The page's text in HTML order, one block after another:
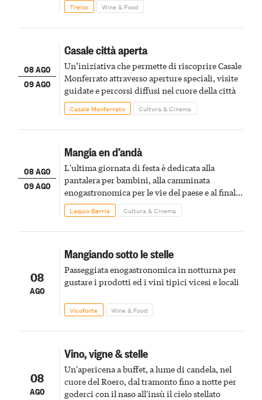
Treiso Wine & Food
08 AGO
09 AGO
Casale città aperta
Un’iniziativa che permette di riscoprire Casale
Monferrato attraverso aperture speciali, visite
guidate e percorsi diffusi nel cuore della città
Casale Monferrato Cultura & Cinema
08 AGO
09 AGO
Mangia en d’andà
L'ultima giornata di festa è dedicata alla
pantalera per bambini, alla camminata
enogastronomica per le vie del paese e al finale
pirotecnico
Lequio Berria Cultura & Cinema
08
AGO
Mangiando sotto le stelle
Passeggiata enogastronomica in notturna per
gustare i prodotti ed i vini tipici vicesi e locali
Vicoforte Wine & Food
08
AGO
Vino, vigne & stelle
Un'apericena a buffet, a lume di candela, nel
cuore del Roero, dal tramonto fino a notte per
goderci con il naso all'insù il cielo stellato